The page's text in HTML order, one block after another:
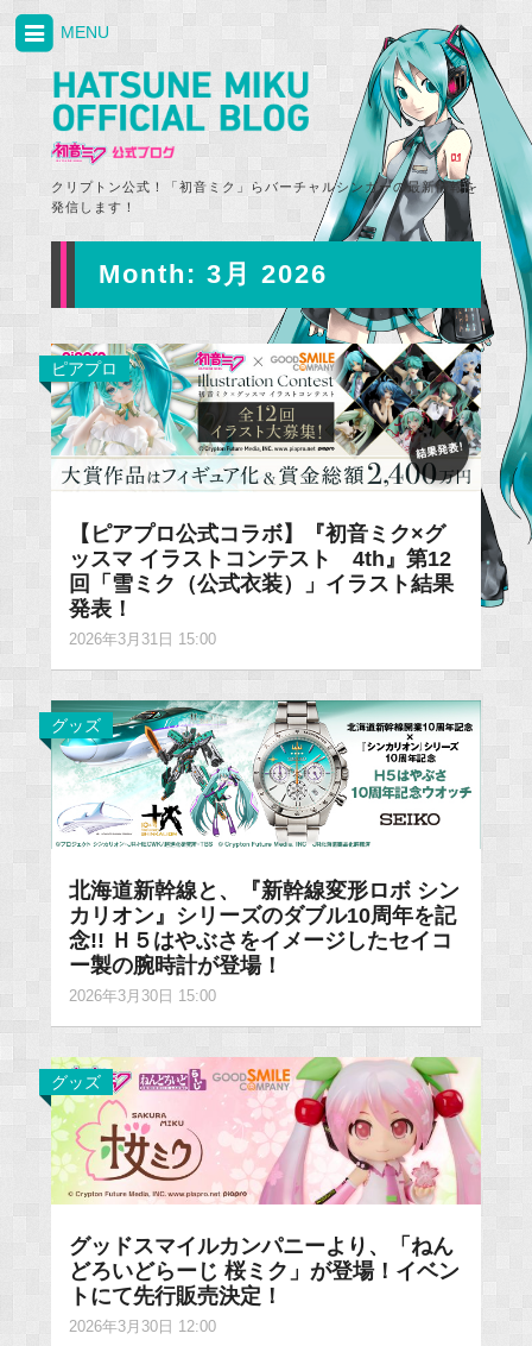
クリプトン公式！「初音ミク」らバーチャルシンガーの最新情報を
発信します！
MENU
Month: 3月 2026
ピアプロ
【ピアプロ公式コラボ】『初音ミク×グ
ッスマ イラストコンテスト 4th』第12
回「雪ミク（公式衣装）」イラスト結果
発表！
2026年3月31日 15:00
グッズ
北海道新幹線と、『新幹線変形ロボ シン
カリオン』シリーズのダブル10周年を記
念!! Ｈ５はやぶさをイメージしたセイコ
ー製の腕時計が登場！
2026年3月30日 15:00
グッズ
グッドスマイルカンパニーより、「ねん
どろいどらーじ 桜ミク」が登場！イベン
トにて先行販売決定！
2026年3月30日 12:00